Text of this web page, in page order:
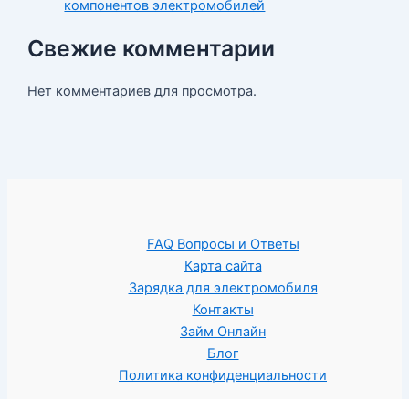
компонентов электромобилей
Свежие комментарии
Нет комментариев для просмотра.
FAQ Вопросы и Ответы
Карта сайта
Зарядка для электромобиля
Контакты
Займ Онлайн
Блог
Политика конфиденциальности